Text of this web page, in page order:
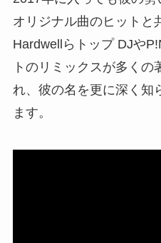
オリジナル曲のヒットと
Hardwellらトップ DJや
トのリミックスが多くの
れ、彼の名を更に深く知
ます。